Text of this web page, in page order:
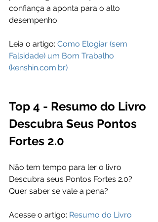
confiança a aponta para o alto
desempenho.
Leia o artigo: Como Elogiar (sem
Falsidade) um Bom Trabalho
(kenshin.com.br)
Top 4 - Resumo do Livro
Descubra Seus Pontos
Fortes 2.0
Não tem tempo para ler o livro
Descubra seus Pontos Fortes 2.0?
Quer saber se vale a pena?
Acesse o artigo: Resumo do Livro